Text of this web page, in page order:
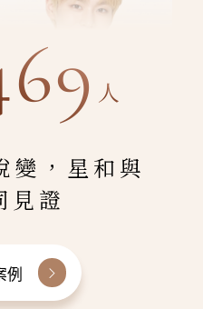
人
變，星和與
見證
例